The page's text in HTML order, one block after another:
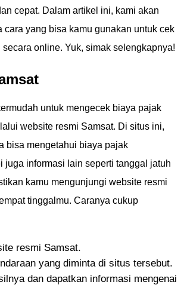
cepat. Dalam artikel ini, kami akan
cara yang bisa kamu gunakan untuk cek
online. Yuk, simak selengkapnya!
untuk mengecek biaya pajak
website resmi Samsat. Di situs ini,
bisa mengetahui biaya pajak
juga informasi lain seperti tanggal jatuh
kamu mengunjungi website resmi
tinggalmu. Caranya cukup
resmi Samsat.
yang diminta di situs tersebut.
dan dapatkan informasi mengenai